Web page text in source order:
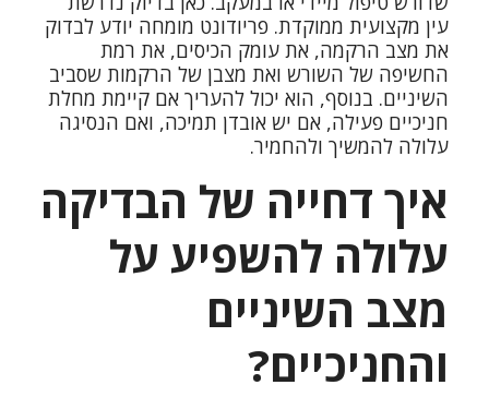
עין מקצועית ממוקדת. פריודונט מומחה יודע לבדוק
את מצב הרקמה, את עומק הכיסים, את רמת
החשיפה של השורש ואת מצבן של הרקמות שסביב
השיניים. בנוסף, הוא יכול להעריך אם קיימת מחלת
חניכיים פעילה, אם יש אובדן תמיכה, ואם הנסיגה
עלולה להמשיך ולהחמיר.
איך דחייה של הבדיקה
עלולה להשפיע על
מצב השיניים
והחניכיים?